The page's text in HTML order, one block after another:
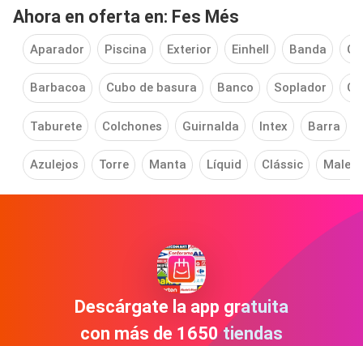
Ahora en oferta en: Fes Més
Aparador Piscina Exterior Einhell Banda
Barbacoa Cubo de basura Banco Soplador
Taburete Colchones Guirnalda Intex Barra
Azulejos Torre Manta Líquid Clássic Maleta
Descárgate la app gratuita
con más de 1650 tiendas